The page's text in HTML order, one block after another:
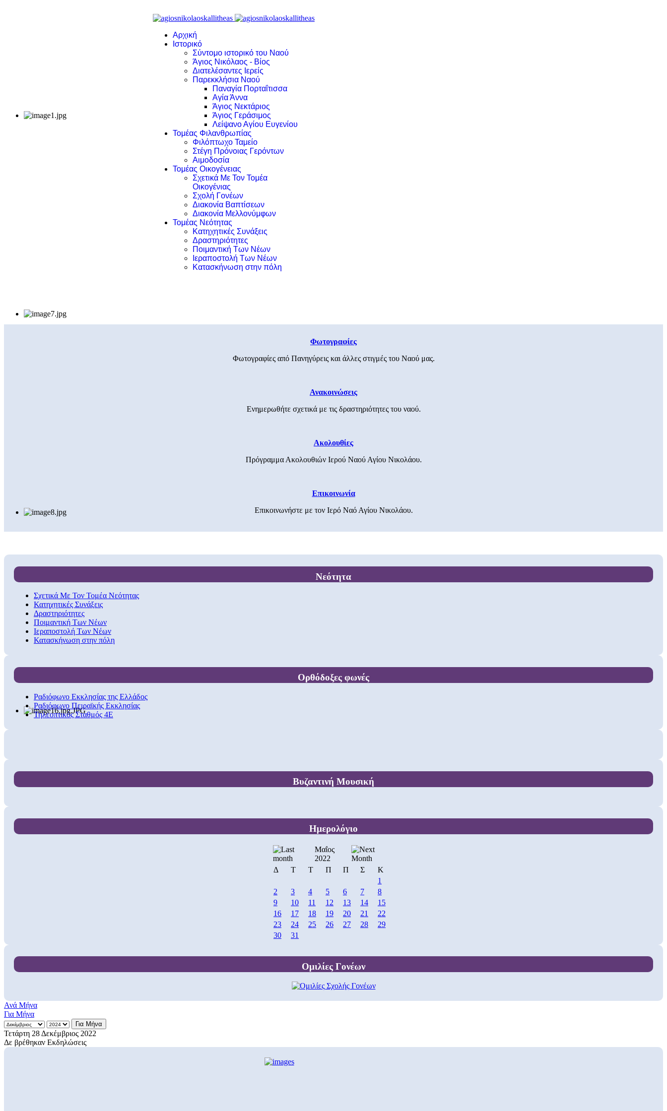
Αρχική
Ιστορικό
Σύντομο ιστορικό του Ναού
Άγιος Νικόλαος - Βίος
Διατελέσαντες Ιερείς
Παρεκκλήσια Ναού
Παναγία Πορταΐτισσα
Αγία Άννα
Άγιος Νεκτάριος
Άγιος Γεράσιμος
Λείψανο Αγίου Ευγενίου
Τομέας Φιλανθρωπίας
Φιλόπτωχο Ταμείο
Στέγη Πρόνοιας Γερόντων
Αιμοδοσία
Τομέας Οικογένειας
Σχετικά Με Τον Τομέα
Οικογένιας
Σχολή Γονέων
Διακονία Βαπτίσεων
Διακονία Μελλονύμφων
Τομέας Νεότητας
Κατηχητικές Συνάξεις
Δραστηριότητες
Ποιμαντική Των Νέων
Ιεραποστολή Των Νέων
Κατασκήνωση στην πόλη
Φωτογραφίες
Φωτογραφίες από Πανηγύρεις και άλλες στιγμές του Ναού μας.
Ανακοινώσεις
Ενημερωθήτε σχετικά με τις δραστηριότητες του ναού.
Ακολουθίες
Πρόγραμμα Ακολουθιών Ιερού Ναού Αγίου Νικολάου.
Επικοινωνία
Επικοινωνήστε με τον Ιερό Ναό Αγίου Νικολάου.
Νεότητα
Σχετικά Με Τον Τομέα Νεότητας
Κατηχητικές Συνάξεις
Δραστηριότητες
Ποιμαντική Των Νέων
Ιεραποστολή Των Νέων
Κατασκήνωση στην πόλη
Ορθόδοξες φωνές
Ραδιόφωνο Εκκλησίας της Ελλάδος
Ραδιόφωνο Πειραϊκής Εκκλησίας
Τηλεοπτικός Σταθμός 4Ε
Βυζαντινή Μουσική
Ημερολόγιο
Μαΐος
2022
Δ
Τ Τ Π Π Σ
Κ
1
2
3 4 5 6 7
8
9
10 11 12 13 14
15
16
17 18 19 20 21
22
23
24 25 26 27 28
29
30
31
Ομιλίες Γονέων
Ανά Μήνα
Για Μήνα
Για Μήνα
Τετάρτη 28 Δεκέμβριος 2022
Δε βρέθηκαν Εκδηλώσεις